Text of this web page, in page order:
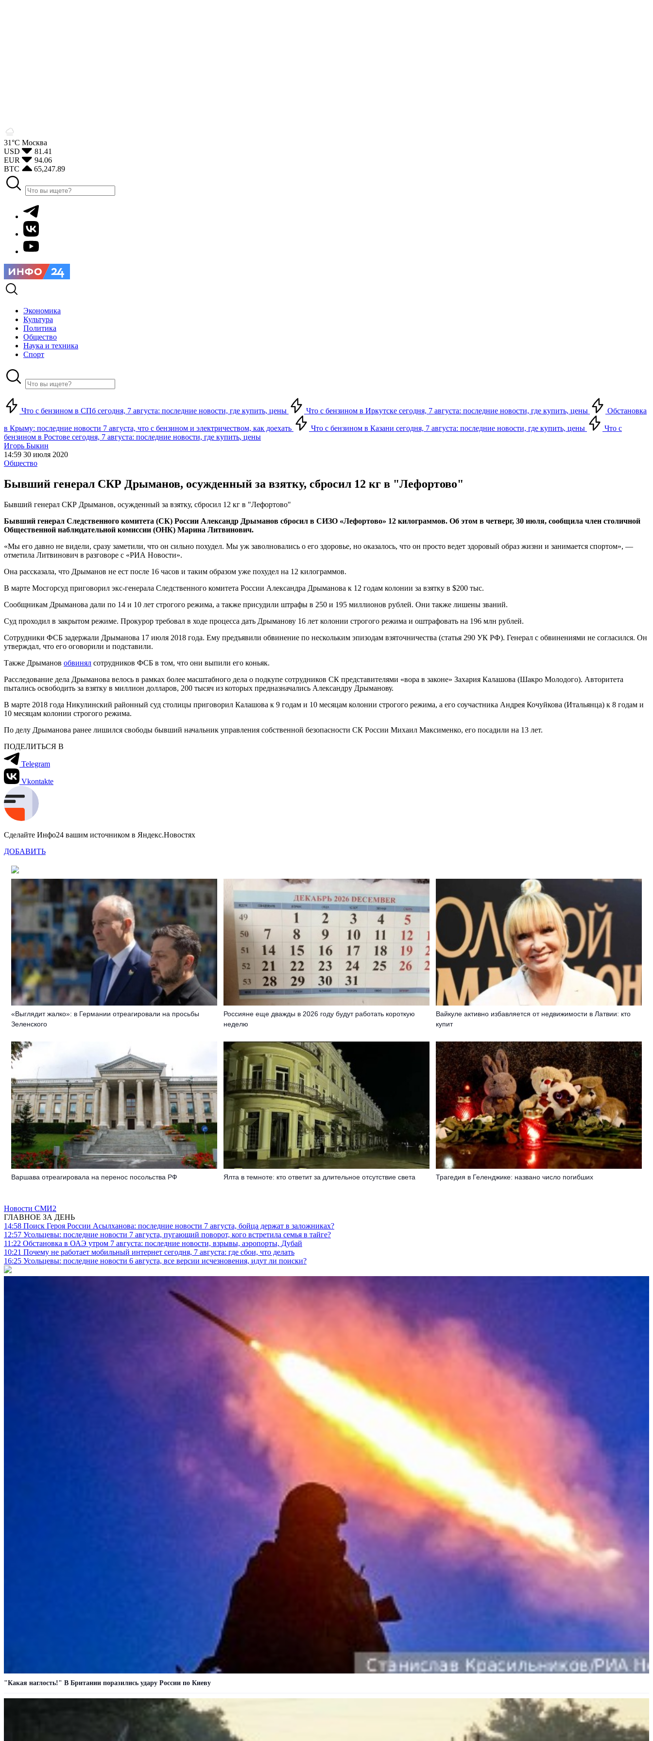
31°С Москва
USD
81.41
EUR
94.06
BTC
65,247.89
Экономика
Культура
Политика
Общество
Наука и техника
Спорт
Что с бензином в СПб сегодня, 7 августа: последние новости, где купить, цены Что с бензином в Иркутске сегодня, 7 августа: последние новости, где купить, цены Обстановка
в Крыму: последние новости 7 августа, что с бензином и электричеством, как доехать Что с бензином в Казани сегодня, 7 августа: последние новости, где купить, цены
Что с
бензином в Ростове сегодня, 7 августа: последние новости, где купить, цены
Игорь Быкин
14:59 30 июля 2020
Общество
Бывший генерал СКР Дрыманов, осужденный за взятку, сбросил 12 кг в "Лефортово"
Бывший генерал СКР Дрыманов, осужденный за взятку, сбросил 12 кг в "Лефортово"
Бывший генерал Следственного комитета (СК) России Александр Дрыманов сбросил в СИЗО «Лефортово» 12 килограммов. Об этом в четверг, 30 июля, сообщила член столичной
Общественной наблюдательной комиссии (ОНК) Марина Литвинович.
«Мы его давно не видели, сразу заметили, что он сильно похудел. Мы уж заволновались о его здоровье, но оказалось, что он просто ведет здоровый образ жизни и занимается спортом», —
отметила Литвинович в разговоре с «РИА Новости».
Она рассказала, что Дрыманов не ест после 16 часов и таким образом уже похудел на 12 килограммов.
В марте Мосгорсуд приговорил экс-генерала Следственного комитета России Александра Дрыманова к 12 годам колонии за взятку в $200 тыс.
Сообщникам Дрыманова дали по 14 и 10 лет строгого режима, а также присудили штрафы в 250 и 195 миллионов рублей. Они также лишены званий.
Суд проходил в закрытом режиме. Прокурор требовал в ходе процесса дать Дрыманову 16 лет колонии строгого режима и оштрафовать на 196 млн рублей.
Сотрудники ФСБ задержали Дрыманова 17 июля 2018 года. Ему предъявили обвинение по нескольким эпизодам взяточничества (статья 290 УК РФ). Генерал с обвинениями не согласился. Он
утверждал, что его оговорили и подставили.
Также Дрыманов обвинял сотрудников ФСБ в том, что они выпили его коньяк.
Расследование дела Дрыманова велось в рамках более масштабного дела о подкупе сотрудников СК представителями «вора в законе» Захария Калашова (Шакро Молодого). Авторитета
пытались освободить за взятку в миллион долларов, 200 тысяч из которых предназначались Александру Дрыманову.
В марте 2018 года Никулинский районный суд столицы приговорил Калашова к 9 годам и 10 месяцам колонии строгого режима, а его соучастника Андрея Кочуйкова (Итальянца) к 8 годам и
10 месяцам колонии строгого режима.
По делу Дрыманова ранее лишился свободы бывший начальник управления собственной безопасности СК России Михаил Максименко, его посадили на 13 лет.
ПОДЕЛИТЬСЯ В
Telegram
Vkontakte
Сделайте Инфо24 вашим источником в Яндекс.Новостях
ДОБАВИТЬ
«Выглядит жалко»: в Германии отреагировали на просьбы
Зеленского
Россияне еще дважды в 2026 году будут работать короткую
неделю
Вайкуле активно избавляется от недвижимости в Латвии: кто
купит
Варшава отреагировала на перенос посольства РФ Ялта в темноте: кто ответит за длительное отсутствие света Трагедия в Геленджике: названо число погибших
Новости СМИ2
ГЛАВНОЕ ЗА ДЕНЬ
14:58 Поиск Героя России Асылханова: последние новости 7 августа, бойца держат в заложниках?
12:57 Усольцевы: последние новости 7 августа, пугающий поворот, кого встретила семья в тайге?
11:22 Обстановка в ОАЭ утром 7 августа: последние новости, взрывы, аэропорты, Дубай
10:21 Почему не работает мобильный интернет сегодня, 7 августа: где сбои, что делать
16:25 Усольцевы: последние новости 6 августа, все версии исчезновения, идут ли поиски?
"Какая наглость!" В Британии поразились удару России по Киеву